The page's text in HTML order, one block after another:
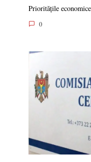
Prioritățile
0